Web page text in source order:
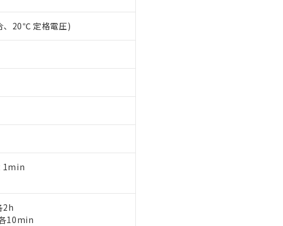
、20℃ 定格電圧)
1min
2h
10min
事業取扱商品の当社在庫状況および標準価格(税抜)を提供させていただ
の実際の在庫および標準価格とは異なる場合があることをご了承くださ
格はお客様のお取引先、またはお客様担当のオムロン制御機器販売店・
。
を当社の事前の承諾なく第三者に漏洩または開示しないようお願いしま
作成サービス）をご利用いただくには、I-Webメンバーズにご登録され
当社にご登録された部品リストについて、当社および当社の共同利用者
関するお客様との取引・商談に必要な範囲で利用することをご了承くだ
"個人情報の共同利用に関して"
下、 カドミウム(Cd) 100ppm以下、
ビフェニル類(PBB) 1000ppm以下、ポリ臭化ジフェニルエーテル類(PBDE) 1000ppm以下、
、予定月が前後することがあります。
することができます。
RoHSの基準値以下であることを示します。
へお問い合わせください。
化ビフェニル類) : 1000ppm、 PBDEs(ポリ臭化ジフェニルエーテル類) : 1000ppm、
フタル酸ジイソブチル) : 1000ppm、 BBP(フタル酸ブチルベンジル) : 1000ppm、
て有害物質が外部に漏えいし、環境に深刻な影響を及ぼさない年数を意
へお問い合わせください。
ち、外国為替および外国貿易法に定める商品（以下｢規制貨物等」とい
供する場合は、日本国政府の輸出許可(または役務取引許可)を取得する
ミサイル、化学兵器、生物兵器またはその他武器並びにこれらの製造装
。
販売する場合は、上記1、2および3の内容を当該第三者に通知します。
合意する
庫あり
については、お客様のお取引先、またはお客様担当のオムロン制御
状況の情報を公開していない機種